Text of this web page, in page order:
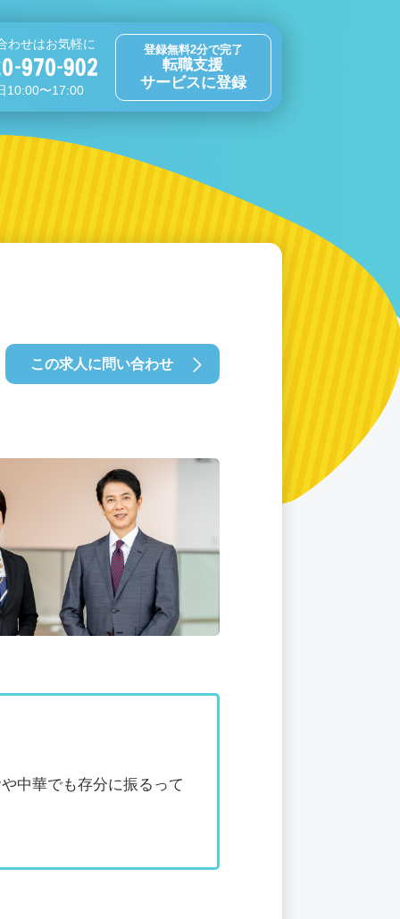
わせはお気軽に
10:00〜17:00
登録無料2分で完了
転職支援
サービスに登録
この求人に問い合わせ
中華でも存分に振るって